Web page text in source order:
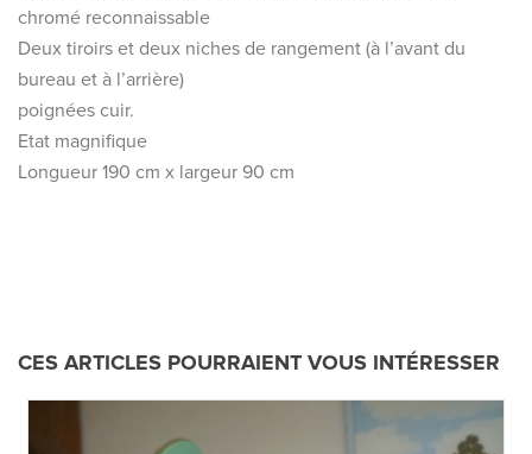
chromé reconnaissable
Deux tiroirs et deux niches de rangement (à l’avant du
bureau et à l’arrière)
poignées cuir.
Etat magnifique
Longueur 190 cm x largeur 90 cm
CES ARTICLES POURRAIENT VOUS INTÉRESSER